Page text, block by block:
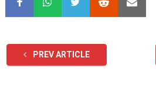
PREV ARTICLE